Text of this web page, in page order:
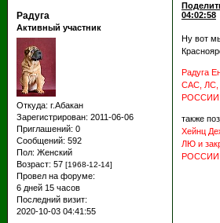
04:02:58
Радуга
Активный участник
Откуда: г.Абакан
Зарегистрирован: 2011-06-06
Приглашений: 0
Сообщений: 592
Пол: Женский
Возраст: 57 [1968-12-14]
Провел на форуме:
6 дней 15 часов
Последний визит:
2020-10-03 04:41:55
Ну вот
Радуга
САС, ЛС,
также
Хейнц
ЛЮ и